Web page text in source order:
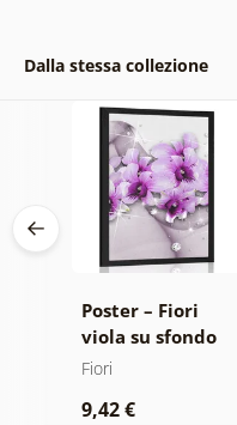
Dalla stessa collezione
Poster – Fiori
viola su sfondo
astratto
Fiori
9,42 €